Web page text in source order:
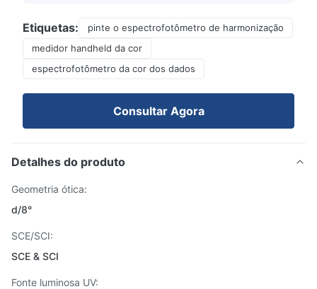
Etiquetas:
pinte o espectrofotômetro de harmonização
medidor handheld da cor
espectrofotômetro da cor dos dados
Consultar Agora
Detalhes do produto
Geometria ótica:
d/8°
SCE/SCI:
SCE & SCI
Fonte luminosa UV: